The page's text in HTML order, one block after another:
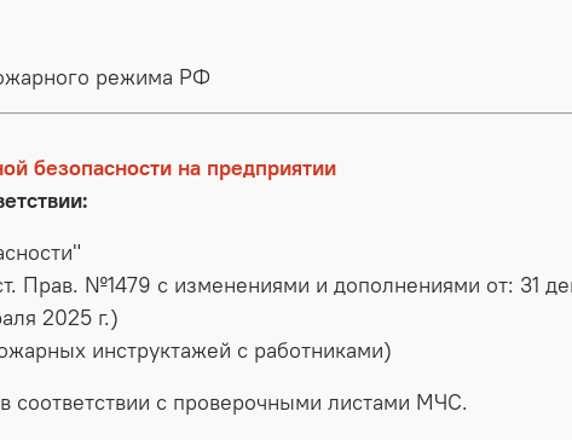
режима РФ
безопасности на предприятии
Прав. №1479 с изменениями и дополнениями от: 31
2025 г.)
инструктажей с работниками)
соответствии с проверочными листами МЧС.